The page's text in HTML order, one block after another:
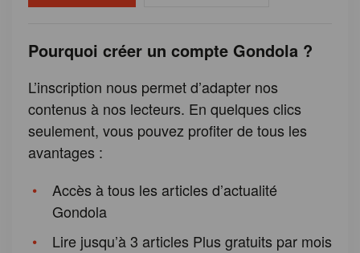
Pourquoi créer un compte Gondola ?
L’inscription nous permet d’adapter nos
contenus à nos lecteurs. En quelques clics
seulement, vous pouvez profiter de tous les
avantages :
Accès à tous les articles d’actualité
Gondola
Lire jusqu’à 3 articles Plus gratuits par mois